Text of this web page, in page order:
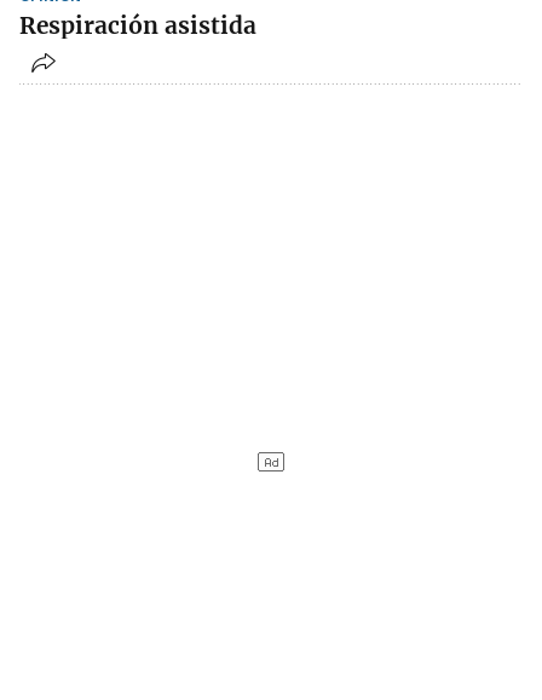
Respiración asistida